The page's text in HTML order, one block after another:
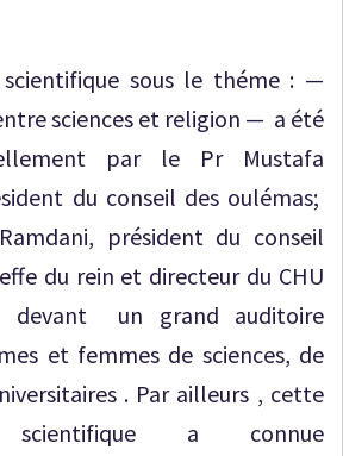
sous le théme : —
sciences et religion — a été
par le Pr Mustafa
du conseil des oulémas;
président du conseil
du rein et directeur du CHU
devant un grand auditoire
et femmes de sciences, de
. Par ailleurs , cette
scientifique a connue